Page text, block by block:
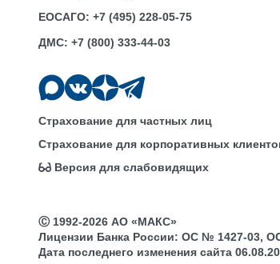
ЕОСАГО: +7 (495) 228-05-75
ДМС: +7 (800) 333-44-03
Страхование для частных лиц
Страхование для корпоративных
Версия для слабовидящих
Ⓒ 1992-2026 АО «МАКС»
Лицензии Банка России: ОС № 1427-03,
Дата последнего изменения сайта